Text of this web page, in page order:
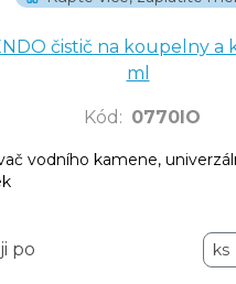
čistič na koupelny a
ml
Kód : 0770IO
vodního kamene,
po